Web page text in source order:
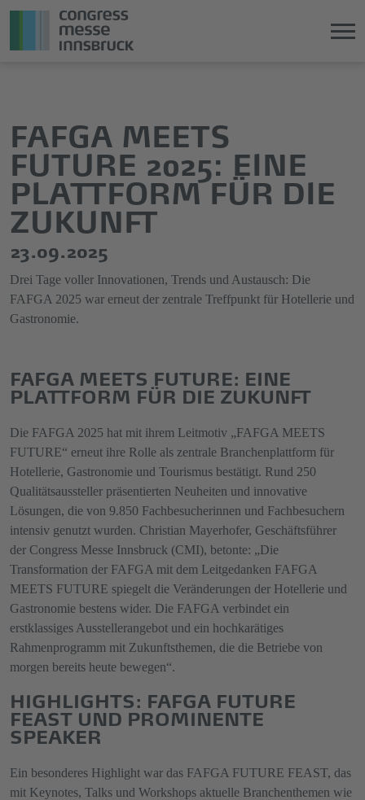
springen
springen
FAFGA MEETS
FUTURE 2025: EINE
PLATTFORM FÜR DIE
ZUKUNFT
23.09.2025
Drei Tage voller Innovationen, Trends und Austausch: Die
FAFGA 2025 war erneut der zentrale Treffpunkt für Hotellerie und
Gastronomie.
FAFGA MEETS FUTURE: EINE
PLATTFORM FÜR DIE ZUKUNFT
Die FAFGA 2025 hat mit ihrem Leitmotiv „FAFGA MEETS
FUTURE“ erneut ihre Rolle als zentrale Branchenplattform für
Hotellerie, Gastronomie und Tourismus bestätigt. Rund 250
Qualitätsaussteller präsentierten Neuheiten und innovative
Lösungen, die von 9.850 Fachbesucherinnen und Fachbesuchern
intensiv genutzt wurden. Christian Mayerhofer, Geschäftsführer
der Congress Messe Innsbruck (CMI), betonte: „Die
Transformation der FAFGA mit dem Leitgedanken FAFGA
MEETS FUTURE spiegelt die Veränderungen der Hotellerie und
Gastronomie bestens wider. Die FAFGA verbindet ein
erstklassiges Ausstellerangebot und ein hochkarätiges
Rahmenprogramm mit Zukunftsthemen, die die Betriebe von
morgen bereits heute bewegen“.
HIGHLIGHTS: FAFGA FUTURE
FEAST UND PROMINENTE
SPEAKER
Ein besonderes Highlight war das FAFGA FUTURE FEAST, das
mit Keynotes, Talks und Workshops aktuelle Branchenthemen wie